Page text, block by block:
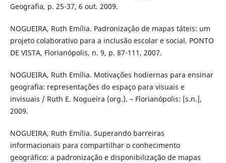
Geografia, p. 25-37, 6 out. 2009.
NOGUEIRA, Ruth Emília. Padronização de mapas táteis: um
projeto colaborativo para a inclusão escolar e social. PONTO
DE VISTA, Florianópolis, n. 9, p. 87-111, 2007.
NOGUEIRA, Ruth Emília. Motivações hodiernas para ensinar
geografia: representações do espaço para visuais e
invisuais / Ruth E. Nogueira (org.). – Florianópolis: [s.n.],
2009.
NOGUEIRA, Ruth Emília. Superando barreiras
informacionais para compartilhar o conhecimento
geográfico: a padronização e disponibilização de mapas